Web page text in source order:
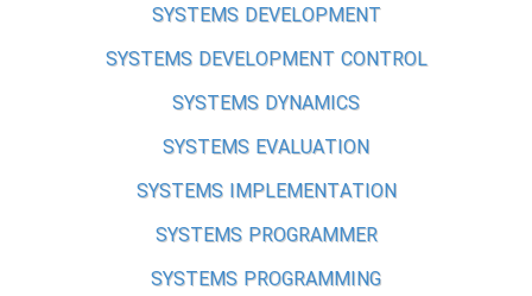
SYSTEMS DEVELOPMENT
SYSTEMS DEVELOPMENT CONTROL
SYSTEMS DYNAMICS
SYSTEMS EVALUATION
SYSTEMS IMPLEMENTATION
SYSTEMS PROGRAMMER
SYSTEMS PROGRAMMING